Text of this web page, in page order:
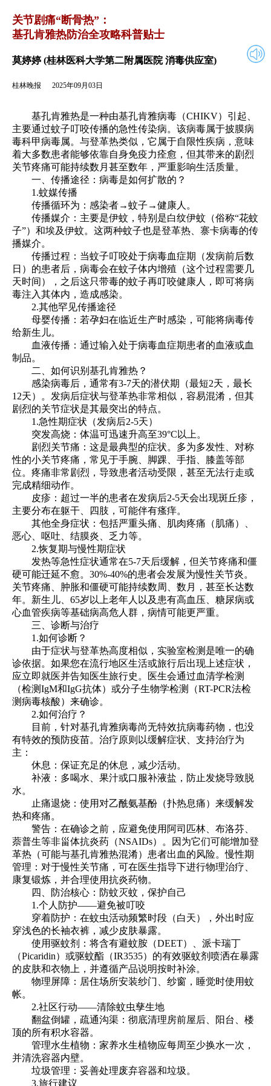
关节剧痛“断骨热”：
基孔肯雅热防治全攻略科普贴士
莫婷婷 (桂林医科大学第二附属医院 消毒供应室)
桂林晚报 2025年09月03日
基孔肯雅热是一种由基孔肯雅病毒（CHIKV）引起、
主要通过蚊子叮咬传播的急性传染病。该病毒属于披膜病
毒科甲病毒属。与登革热类似，它属于自限性疾病，意味
着大多数患者能够依靠自身免疫力痊愈，但其带来的剧烈
关节疼痛可能持续数月甚至数年，严重影响生活质量。
一、传播途径：病毒是如何扩散的？
1.蚊媒传播
传播循环为：感染者→蚊子→健康人。
传播媒介：主要是伊蚊，特别是白纹伊蚊（俗称“花蚊
子”）和埃及伊蚊。这两种蚊子也是登革热、寨卡病毒的传
播媒介。
传播过程：当蚊子叮咬处于病毒血症期（发病前后数
日）的患者后，病毒会在蚊子体内增殖（这个过程需要几
天时间），之后这只带毒的蚊子再叮咬健康人，即可将病
毒注入其体内，造成感染。
2.其他罕见传播途径
母婴传播：若孕妇在临近生产时感染，可能将病毒传
给新生儿。
血液传播：通过输入处于病毒血症期患者的血液或血
制品。
二、如何识别基孔肯雅热？
感染病毒后，通常有3-7天的潜伏期（最短2天，最长
12天）。发病后症状与登革热非常相似，容易混淆，但其
剧烈的关节症状是其最突出的特点。
1.急性期症状（发病后2-5天）
突发高烧：体温可迅速升高至39°C以上。
剧烈关节痛：这是最典型的症状。多为多发性、对称
性的小关节疼痛，常见于手腕、脚踝、手指、膝盖等部
位。疼痛非常剧烈，导致患者活动受限，甚至无法行走或
完成精细动作。
皮疹：超过一半的患者在发病后2-5天会出现斑丘疹，
主要分布在躯干、四肢，可能伴有瘙痒。
其他全身症状：包括严重头痛、肌肉疼痛（肌痛）、
恶心、呕吐、结膜炎、乏力等。
2.恢复期与慢性期症状
发热等急性症状通常在5-7天后缓解，但关节疼痛和僵
硬可能迁延不愈。30%-40%的患者会发展为慢性关节炎。
关节疼痛、肿胀和僵硬可能持续数周、数月，甚至长达数
年。新生儿、65岁以上老年人以及患有高血压、糖尿病或
心血管疾病等基础病高危人群，病情可能更严重。
三、诊断与治疗
1.如何诊断？
由于症状与登革热高度相似，实验室检测是唯一的确
诊依据。如果您在流行地区生活或旅行后出现上述症状，
应立即就医并告知医生旅行史。医生会通过血清学检测
（检测IgM和IgG抗体）或分子生物学检测（RT-PCR法检
测病毒核酸）来确诊。
2.如何治疗？
目前，针对基孔肯雅病毒尚无特效抗病毒药物，也没
有特效的预防疫苗。治疗原则以缓解症状、支持治疗为
主：
休息：保证充足的休息，减少活动。
补液：多喝水、果汁或口服补液盐，防止发烧导致脱
水。
止痛退烧：使用对乙酰氨基酚（扑热息痛）来缓解发
热和疼痛。
警告：在确诊之前，应避免使用阿司匹林、布洛芬、
萘普生等非甾体抗炎药（NSAIDs）。因为它们可能增加登
革热（可能与基孔肯雅热混淆）患者出血的风险。慢性期
管理：对于慢性关节痛，可在医生指导下进行物理治疗、
康复锻炼，并合理使用抗炎药物。
四、防治核心：防蚊灭蚊，保护自己
1.个人防护——避免被叮咬
穿着防护：在蚊虫活动频繁时段（白天），外出时应
穿浅色的长袖衣裤，减少皮肤暴露。
使用驱蚊剂：将含有避蚊胺（DEET）、派卡瑞丁
（Picaridin）或驱蚊酯（IR3535）的有效驱蚊剂喷洒在暴露
的皮肤和衣物上，并遵循产品说明按时补涂。
物理屏障：居住场所安装纱门、纱窗，睡觉时使用蚊
帐。
2.社区行动——清除蚊虫孳生地
翻盆倒罐，疏通沟渠：彻底清理房前屋后、阳台、楼
顶的所有积水容器。
管理水生植物：家养水生植物应每周至少换水一次，
并清洗容器内壁。
垃圾管理：妥善处理废弃容器和垃圾。
3.旅行建议